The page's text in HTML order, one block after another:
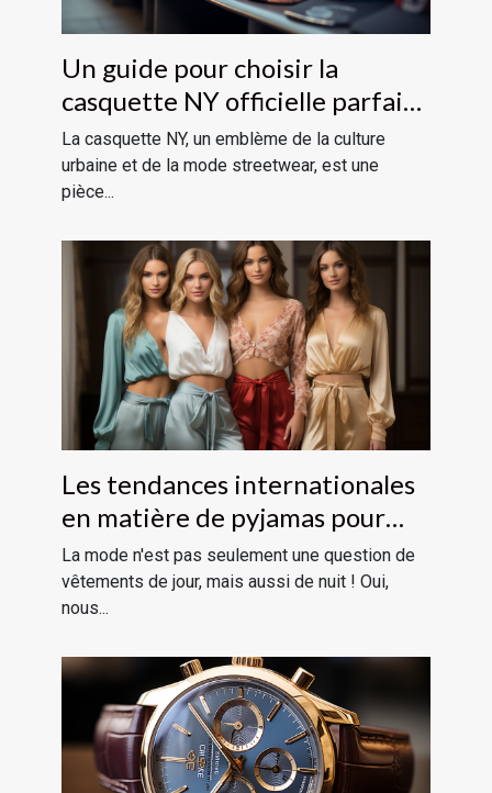
Un guide pour choisir la
casquette NY officielle parfaite
pour votre style
La casquette NY, un emblème de la culture
urbaine et de la mode streetwear, est une
pièce...
Les tendances internationales
en matière de pyjamas pour
femmes
La mode n'est pas seulement une question de
vêtements de jour, mais aussi de nuit ! Oui,
nous...